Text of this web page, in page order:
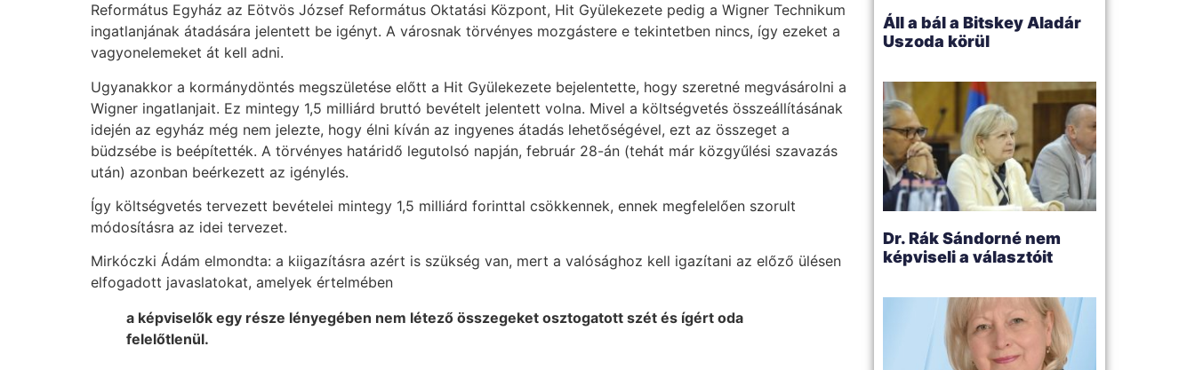
Református Egyház az Eötvös József Református Oktatási Központ, Hit Gyülekezete pedig a Wigner Technikum
ingatlanjának átadására jelentett be igényt. A városnak törvényes mozgástere e tekintetben nincs, így ezeket a
vagyonelemeket át kell adni.
Ugyanakkor a kormánydöntés megszületése előtt a Hit Gyülekezete bejelentette, hogy szeretné megvásárolni a
Wigner ingatlanjait. Ez mintegy 1,5 milliárd bruttó bevételt jelentett volna. Mivel a költségvetés összeállításának
idején az egyház még nem jelezte, hogy élni kíván az ingyenes átadás lehetőségével, ezt az összeget a
büdzsébe is beépítették. A törvényes határidő legutolsó napján, február 28-án (tehát már közgyűlési szavazás
után) azonban beérkezett az igénylés.
Így költségvetés tervezett bevételei mintegy 1,5 milliárd forinttal csökkennek, ennek megfelelően szorult
módosításra az idei tervezet.
Mirkóczki Ádám elmondta: a kiigazításra azért is szükség van, mert a valósághoz kell igazítani az előző ülésen
elfogadott javaslatokat, amelyek értelmében
a képviselők egy része lényegében nem létező összegeket osztogatott szét és ígért oda
felelőtlenül.
Áll a bál a Bitskey Aladár
Uszoda körül
Dr. Rák Sándorné nem
képviseli a választóit